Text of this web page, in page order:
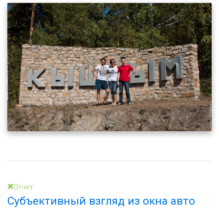
Отчет
Субъективный взгляд из окна авто